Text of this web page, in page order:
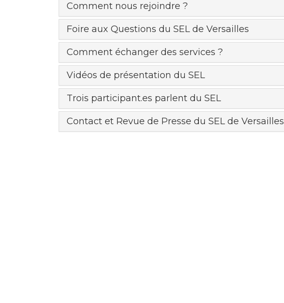
Comment nous rejoindre ?
Foire aux Questions du SEL de Versailles
Comment échanger des services ?
Vidéos de présentation du SEL
Trois participant.es parlent du SEL
Contact et Revue de Presse du SEL de Versailles